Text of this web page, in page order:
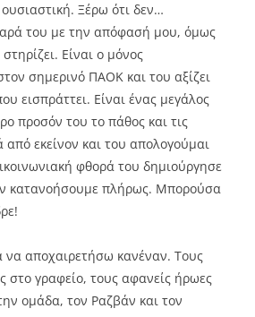
Ξέρω ότι δεν…
του με την απόφασή μου, όμως
Είναι ο μόνος
σημερινό ΠΑΟΚ και του αξίζει
εισπράττει. Είναι ένας μεγάλος
προσόν του το πάθος και τις
εκείνον και του απολογούμαι
φθορά του δημιούργησε
κατανοήσουμε πλήρως. Μπορούσα
να αποχαιρετήσω κανέναν. Τους
στο γραφείο, τους αφανείς ήρωες
ομάδα, τον Ραζβάν και τον